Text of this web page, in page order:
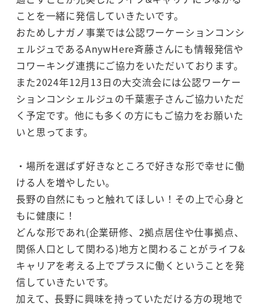
ことを一緒に発信していきたいです。
おためしナガノ事業では公認ワーケーションコンシ
ェルジュであるAnywHere斉藤さんにも情報発信や
コワーキング連携にご協力をいただいております。
また2024年12月13日の大交流会には公認ワーケー
ションコンシェルジュの千葉憲子さんご協力いただ
く予定です。他にも多くの方にもご協力をお願いた
いと思ってます。
・場所を選ばず好きなところで好きな形で幸せに働
ける人を増やしたい。
長野の自然にもっと触れてほしい！その上で心身と
もに健康に！
どんな形であれ(企業研修、2拠点居住や仕事拠点、
関係人口として関わる)地方と関わることがライフ&
キャリアを考える上でプラスに働くということを発
信していきたいです。
加えて、長野に興味を持っていただける方の現地で